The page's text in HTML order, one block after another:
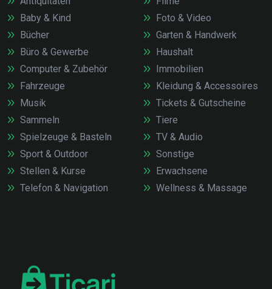
Baby & Kind
Bücher
Büro & Gewerbe
Computer & Zubehör
Fahrzeuge
Foto & Video
Garten & Handwerk
Haushalt
Immobilien
Kleidung & Accessoires
Musik
Sammeln
Spielzeuge & Basteln
Sport & Outdoor
Stellen & Kurse
Telefon & Navigation
Tickets & Gutscheine
Tiere
TV & Audio
Sonstige
Erwachsene
Wellness & Massage